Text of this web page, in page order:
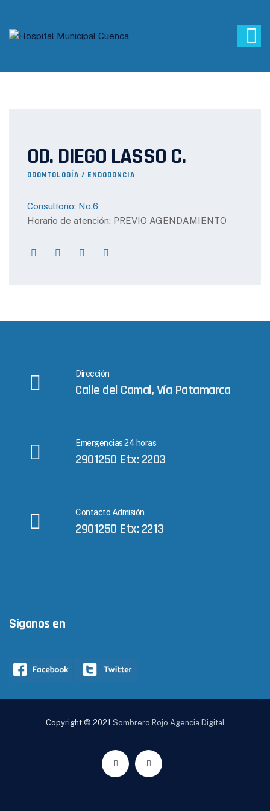
OD. DIEGO LASSO C.
ODONTOLOGÍA / ENDODONCIA
Consultorio: No.6
Horario de atención: PREVIO AGENDAMIENTO
Dirección
Calle del Camal, Vía Patamarca
Emergencias 24 horas
2901250 Etx: 2203
Contacto Admisión
2901250 Etx: 2213
Siganos en
Copyright © 2021 Sombrero Rojo Agencia Digital